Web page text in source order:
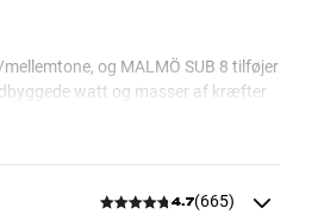
og MALMÖ SUB 8 tilføjer
watt og masser af kræfter
så du kan styre lydstyrken med
tænder og slukker automatisk
4.7(665)